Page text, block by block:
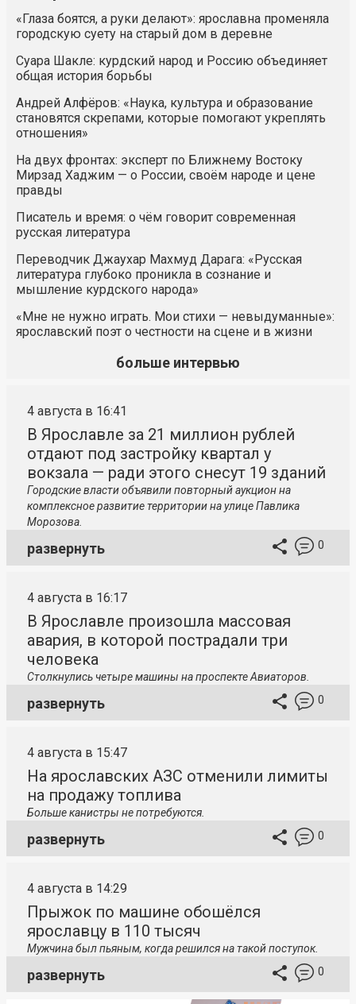
«Глаза боятся, а руки делают»: ярославна променяла
городскую суету на старый дом в деревне
Суара Шакле: курдский народ и Россию объединяет
общая история борьбы
Андрей Алфёров: «Наука, культура и образование
становятся скрепами, которые помогают укреплять
отношения»
На двух фронтах: эксперт по Ближнему Востоку
Мирзад Хаджим — о России, своём народе и цене
правды
Писатель и время: о чём говорит современная
русская литература
Переводчик Джаухар Махмуд Дарага: «Русская
литература глубоко проникла в сознание и
мышление курдского народа»
«Мне не нужно играть. Мои стихи — невыдуманные»:
ярославский поэт о честности на сцене и в жизни
больше интервью
4 августа в 16:41
В Ярославле за 21 миллион рублей
отдают под застройку квартал у
вокзала — ради этого снесут 19 зданий
Городские власти объявили повторный аукцион на
комплексное развитие территории на улице Павлика
Морозова.
развернуть 0
4 августа в 16:17
В Ярославле произошла массовая
авария, в которой пострадали три
человека
Столкнулись четыре машины на проспекте Авиаторов.
развернуть 0
4 августа в 15:47
На ярославских АЗС отменили лимиты
на продажу топлива
Больше канистры не потребуются.
развернуть 0
4 августа в 14:29
Прыжок по машине обошёлся
ярославцу в 110 тысяч
Мужчина был пьяным, когда решился на такой поступок.
развернуть 0